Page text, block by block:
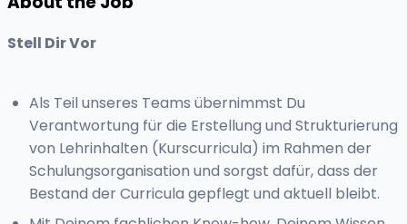
Stell Dir Vor
Als Teil unseres Teams übernimmst Du
Verantwortung für die Erstellung und Strukturierung
von Lehrinhalten (Kurscurricula) im Rahmen der
Schulungsorganisation und sorgst dafür, dass der
Bestand der Curricula gepflegt und aktuell bleibt.